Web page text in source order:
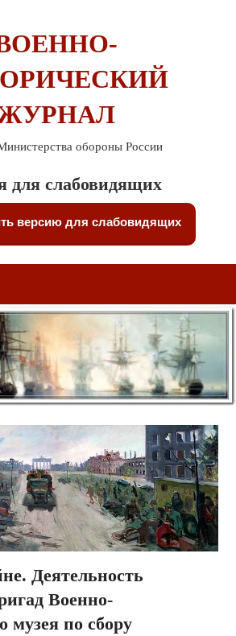
обороны России
для слабовидящих
версию для слабовидящих
Деятельность
Военно-
музея по сбору